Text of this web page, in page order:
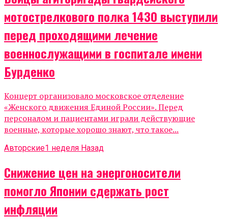
мотострелкового полка 1430 выступили
перед проходящими лечение
военнослужащими в госпитале имени
Бурденко
Концерт организовало московское отделение
«Женского движения Единой России». Перед
персоналом и пациентами играли действующие
военные, которые хорошо знают, что такое...
Авторские1 неделя Назад
Снижение цен на энергоносители
помогло Японии сдержать рост
инфляции